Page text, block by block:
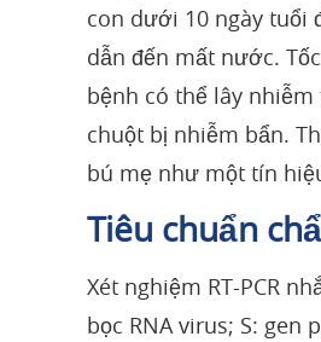
con dưới 10 ngày tuổi
dẫn đến mất nước.
bệnh có thể lây
chuột bị nhiễm bẩn.
bú mẹ như một tín
Tiêu chuẩn
Xét nghiệm RT-PCR
bọc RNA virus; S: gen